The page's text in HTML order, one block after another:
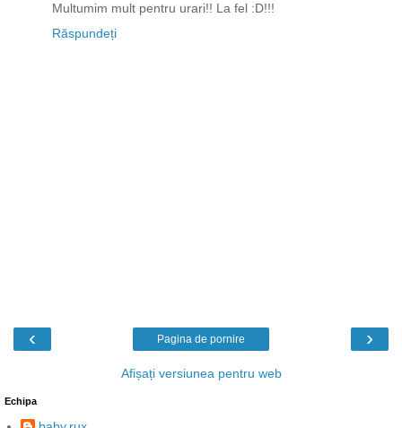
Multumim mult pentru urari!! La fel :D!!!
Răspundeți
‹ ›
Pagina de pornire
Afișați versiunea pentru web
Echipa